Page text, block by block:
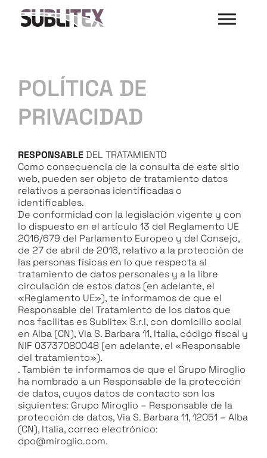
POLÍTICA DE
PRIVACIDAD
RESPONSABLEDEL TRATAMIENTO
Como consecuencia de la consulta de este sitio
web, pueden ser objeto de tratamiento datos
relativos a personas identificadas o
identificables.
De conformidad con la legislación vigente y con
lo dispuesto en el artículo 13 del Reglamento UE
2016/679 del Parlamento Europeo y del Consejo,
de 27 de abril de 2016, relativo a la protección de
las personas físicas en lo que respecta al
tratamiento de datos personales y a la libre
circulación de estos datos (en adelante, el
«Reglamento UE»), te informamos de que el
Responsable del Tratamiento de los datos que
nos facilitas es Sublitex S.r.l, con domicilio social
en Alba (CN), Via S. Barbara 11, Italia, código fiscal y
NIF 03737080048 (en adelante, el «Responsable
del tratamiento»).
. También te informamos de que el Grupo Miroglio
ha nombrado a un Responsable de la protección
de datos, cuyos datos de contacto son los
siguientes: Grupo Miroglio – Responsable de la
protección de datos, Via S. Barbara 11, 12051 – Alba
(CN), Italia, correo electrónico:
dpo@miroglio.com.